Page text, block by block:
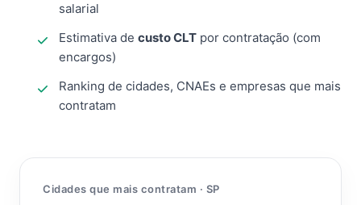
salarial
Estimativa de custo CLT por contratação (com
encargos)
Ranking de cidades, CNAEs e empresas que mais
contratam
Cidades que mais contratam · SP